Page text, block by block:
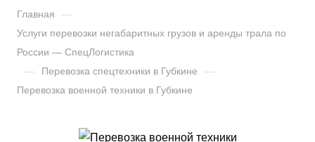
Главная —
Услуги перевозки негабаритных грузов и аренды трала по
России — СпецЛогистика
— Перевозка спецтехники в Губкине —
Перевозка военной техники в Губкине